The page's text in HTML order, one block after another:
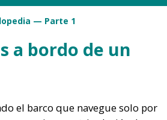
— Parte 1
a bordo de un
el barco que navegue solo por